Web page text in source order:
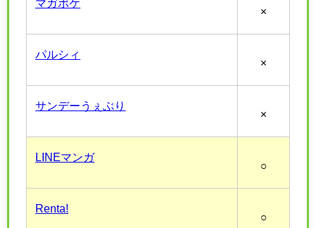
マガポケ
×
パルシィ
×
サンデーうぇぶり
×
LINEマンガ
○
Renta!
○